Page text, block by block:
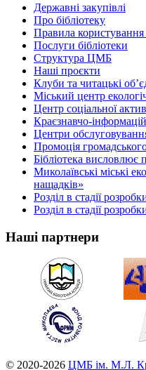
Державні закупівлі
Про бібліотеку
Правила користування
Послуги бібліотеки
Структура ЦМБ
Наші проєкти
Клуби та читацькі
Міський центр
Центр соціальної
Краєзнавчо-
Центри
Промоція
Бібліотека висловлює
Миколаївські міські
нащадків»
Розділ в стадії
Розділ в стадії
Наші партнери
© 2020-2026 ЦМБ ім. М.Л.